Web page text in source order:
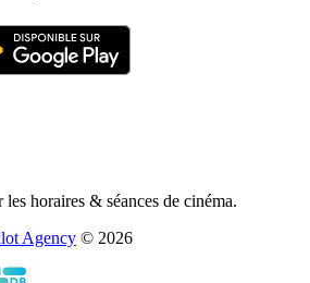
horaires & séances de cinéma.
Agency © 2026